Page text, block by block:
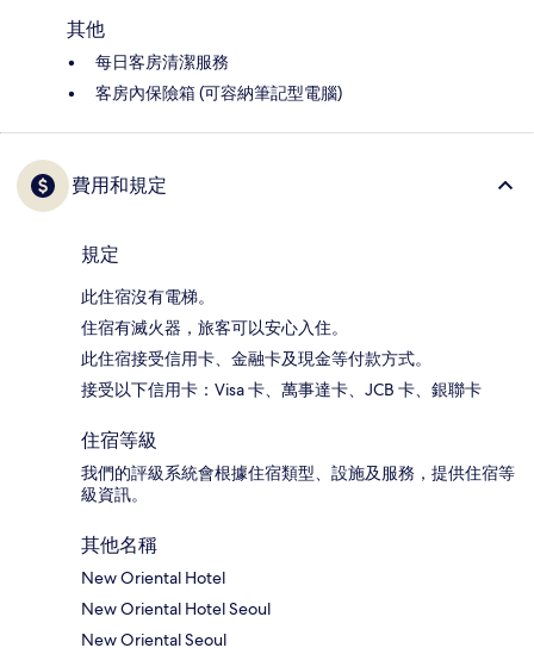
其他
每日客房清潔服務
客房內保險箱 (可容納筆記型電腦)
費用和規定
規定
此住宿沒有電梯。
住宿有滅火器，旅客可以安心入住。
此住宿接受信用卡、金融卡及現金等付款方式。
接受以下信用卡：Visa 卡、萬事達卡、JCB 卡、銀聯卡
住宿等級
我們的評級系統會根據住宿類型、設施及服務，提供住宿等
級資訊。
其他名稱
New Oriental Hotel
New Oriental Hotel Seoul
New Oriental Seoul